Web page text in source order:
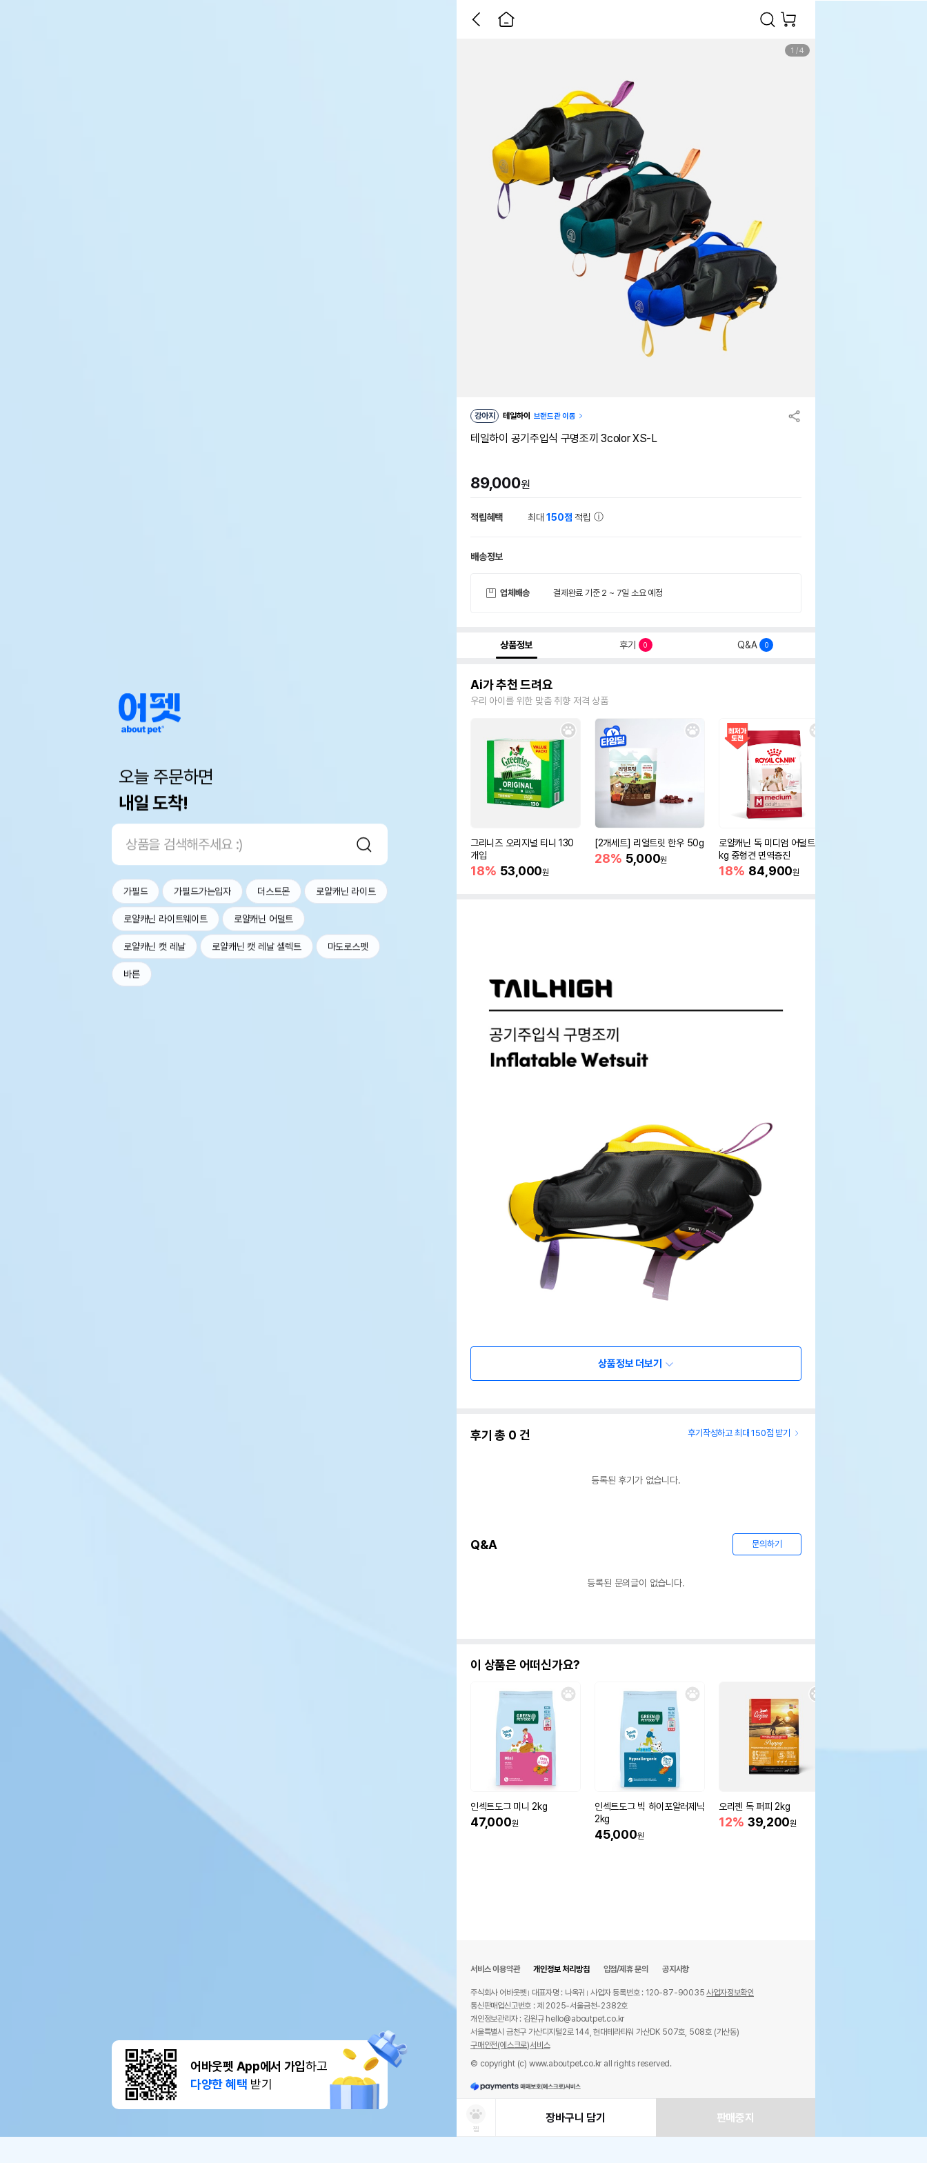
오늘 주문하면
내일 도착!
가필드 가필드가는입자 더스트몬 로얄캐닌 라이트
로얄캐닌 라이트웨이트 로얄캐닌 어덜트
로얄캐닌 캣 레날 로얄캐닌 캣 레날 셀렉트 마도로스펫
바른
어바웃펫 App에서 가입하고
다양한 혜택 받기
1 /4
강아지 테일하이 브랜드관 이동
테일하이 공기주입식 구명조끼 3color XS-L
89,000원
적립혜택 최대150점 적립
배송정보
업체배송 결제완료 기준 2 ~ 7일 소요 예정
상품정보 후기 0 Q&A 0
Ai가 추천 드려요
우리 아이를 위한 맞춤 취향 저격 상품
그리니즈 오리지널 티니 130
개입
18% 53,000원
[2개세트] 리얼트릿 한우 50g
28% 5,000원
로얄캐닌 독 미디엄 어덜트 10
kg 중형견 면역증진
18% 84,900원
상품정보 더보기
후기 총 0 건 후기작성하고 최대 150점 받기
등록된 후기가 없습니다.
Q&A 문의하기
등록된 문의글이 없습니다.
이 상품은 어떠신가요?
인섹트도그 미니 2kg
47,000원
인섹트도그 빅 하이포알러제닉
2kg
45,000원
오리젠 독 퍼피 2kg
12% 39,200원
찜
장바구니 담기 판매중지
서비스 이용약관 개인정보 처리방침 입점/제휴 문의 공지사항
주식회사 어바웃펫 대표자명 : 나옥귀 사업자 등록번호 : 120-87-90035사업자정보확인
통신판매업신고번호 : 제 2025-서울금천-2382호
개인정보관리자 : 김원규 hello@aboutpet.co.kr
서울특별시 금천구 가산디지털2로 144, 현대테라타워 가산DK 507호, 508호 (가산동)
구매안전(에스크로)서비스
© copyright (c) www.aboutpet.co.kr all rights reserved.